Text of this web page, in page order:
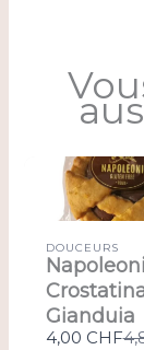
DOUCEURS
Gianduia
4,00 CHF